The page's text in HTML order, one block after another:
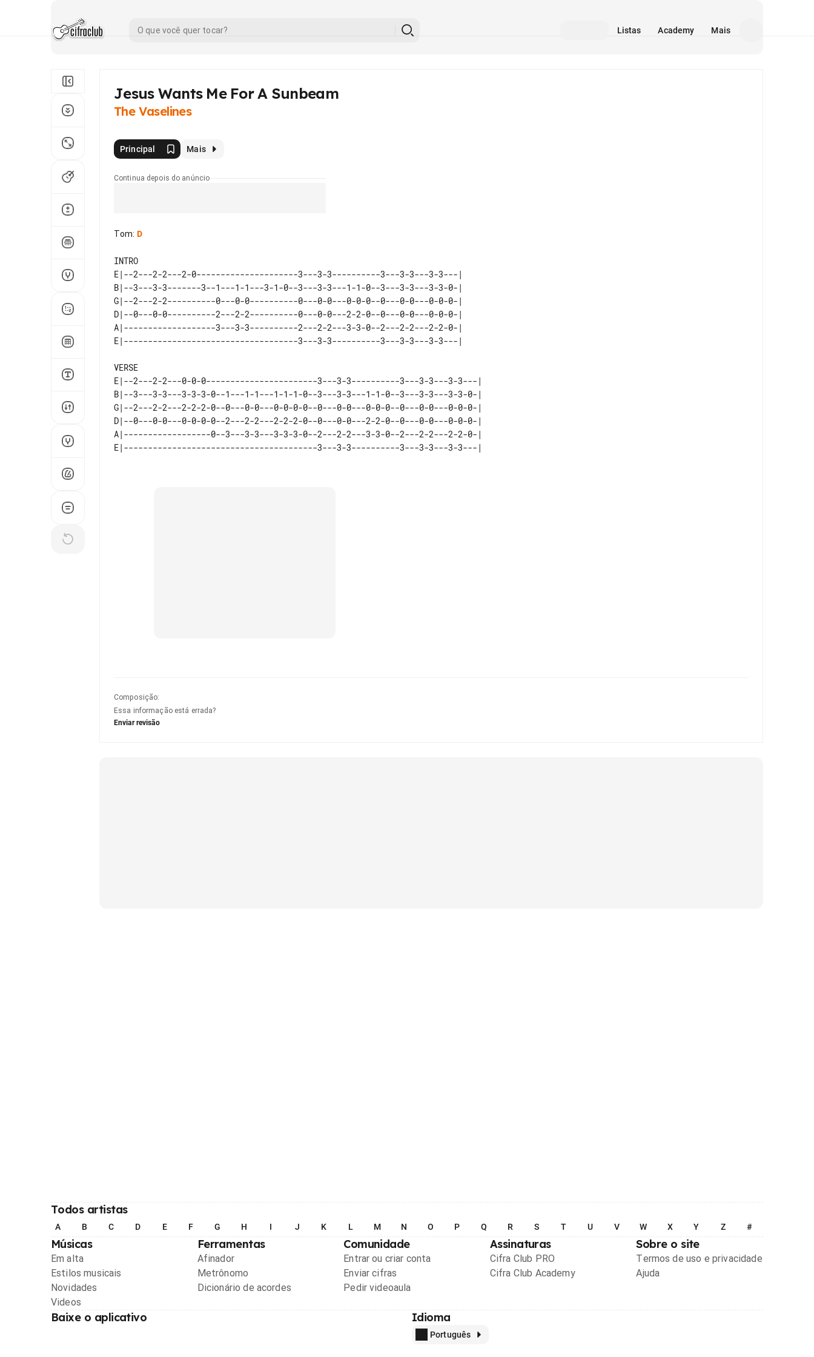
Listas Academy Mais
Jesus Wants Me For A Sunbeam
The Vaselines
Principal Mais
Continua depois do anúncio
Tom: D
E|--2---2-2---2-0---------------------3---3-3----------3---3-3---3-3---|
B|--3---3-3-------3--1---1-1---3-1-0--3---3-3---1-1-0--3---3-3---3-3-0-|
G|--2---2-2----------0---0-0----------0---0-0---0-0-0--0---0-0---0-0-0-|
D|--0---0-0----------2---2-2----------0---0-0---2-2-0--0---0-0---0-0-0-|
A|-------------------3---3-3----------2---2-2---3-3-0--2---2-2---2-2-0-|
E|--2---2-2---0-0-0-----------------------3---3-3----------3---3-3---3-3---|
B|--3---3-3---3-3-3-0--1---1-1---1-1-1-0--3---3-3---1-1-0--3---3-3---3-3-0-|
G|--2---2-2---2-2-2-0--0---0-0---0-0-0-0--0---0-0---0-0-0--0---0-0---0-0-0-|
D|--0---0-0---0-0-0-0--2---2-2---2-2-2-0--0---0-0---2-2-0--0---0-0---0-0-0-|
A|------------------0--3---3-3---3-3-3-0--2---2-2---3-3-0--2---2-2---2-2-0-|
Composição:
Essa informação está errada?
Enviar revisão
Todos artistas
A B C D E F G H I J K L M N O P Q R S T U V W X Y Z #
Músicas
Em alta
Estilos musicais
Novidades
Videos
Ferramentas
Afinador
Metrônomo
Dicionário de acordes
Comunidade
Entrar ou criar conta
Enviar cifras
Pedir videoaula
Assinaturas
Cifra Club PRO
Cifra Club Academy
Sobre o site
Termos de uso e privacidade
Ajuda
Baixe o aplicativo Idioma
Português